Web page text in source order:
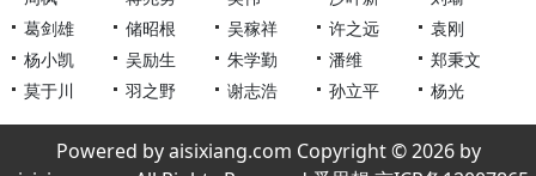
葛剑雄
储昭根 吴稼祥 许之远
袁刚
杨小凯
吴励生 朱学勤 潘维
郑秉文
莫于川
羽之野 谢志浩 孙立平 杨光
Powered by aisixiang.com Copyright © 2026 by